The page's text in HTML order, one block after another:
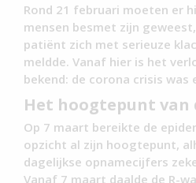
Rond 21 februari moeten er
mensen besmet zijn
patiënt zich met serieuze
meldde. Vanaf hier is het
bekend: de corona crisis was
Het hoogtepunt van
Op 7 maart bereikte de
opzicht al zijn hoogtepunt,
dagelijkse opnamecijfers
Vanaf 7 maart daalde de R-